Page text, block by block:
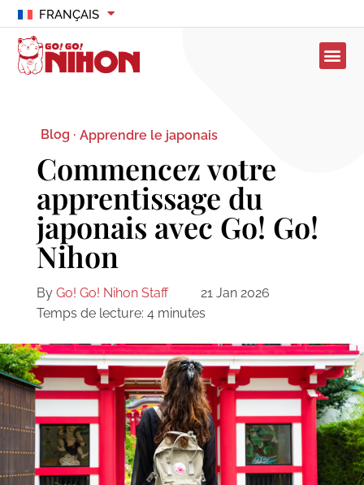
FRANÇAIS
Blog · Apprendre le japonais
Commencez votre
apprentissage du
japonais avec Go! Go!
Nihon
By Go! Go! Nihon Staff
21 Jan 2026
Temps de lecture: 4 minutes